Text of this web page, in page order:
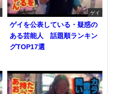
ゲイ
ゲイを公表している・疑惑の
ある芸能人 話題順ランキン
グTOP17選